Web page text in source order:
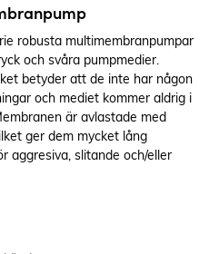
robusta multimembranpumpar
och svåra pumpmedier.
betyder att de inte har någon
och mediet kommer aldrig i
är avlastade med
ger dem mycket lång
aggresiva, slitande och/eller